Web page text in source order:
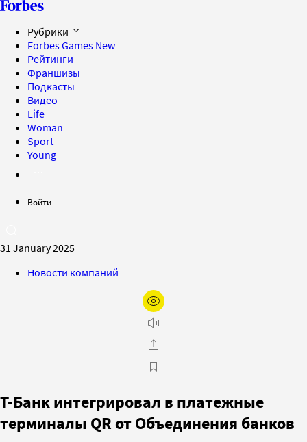
Рубрики
Forbes Games New
Рейтинги
Франшизы
Подкасты
Видео
Life
Woman
Sport
Young
Войти
31 January 2025
Новости компаний
Т-Банк интегрировал в платежные
терминалы QR от Объединения банков